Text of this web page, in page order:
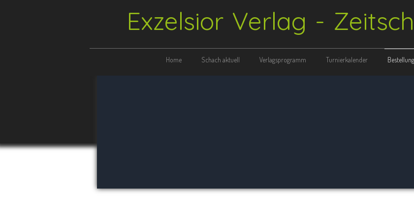
Exzelsior Verlag -
Home Schach aktuell Verlagsprogramm Turnierkalender